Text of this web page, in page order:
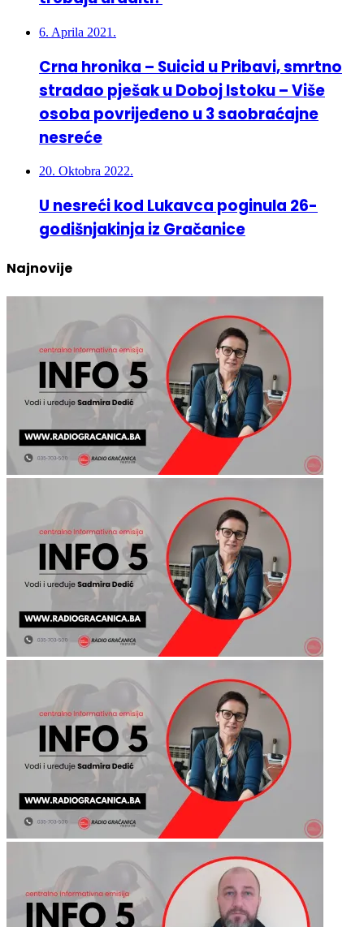
6. Aprila 2021.
Crna hronika – Suicid u Pribavi, smrtno
stradao pješak u Doboj Istoku – Više
osoba povrijeđeno u 3 saobraćajne
nesreće
20. Oktobra 2022.
U nesreći kod Lukavca poginula 26-
godišnjakinja iz Gračanice
Najnovije